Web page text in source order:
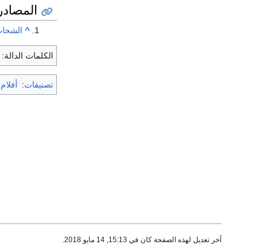
المصادر
^
الكلمات الدالة:
تصنيفات:
آخر تعديل لهذه الصفحة كان في 15:13, 14 مايو 2018.